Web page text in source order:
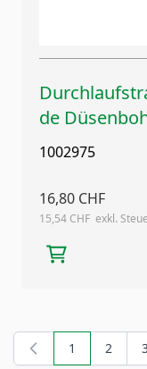
de
1002975
16,80 CHF
15,54 CHF
Sie lesen
1 Seite
2